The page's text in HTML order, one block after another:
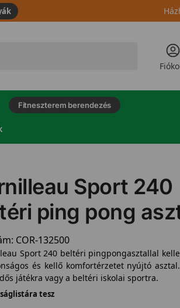
Fitneszterem berendezés
Sport 240
ping pong
COR-132500
Sport 240 beltéri pingpongasztallal
és kellő komfortérzetet nyújtó
játékra vagy a beltéri iskolai sportra.
tesz